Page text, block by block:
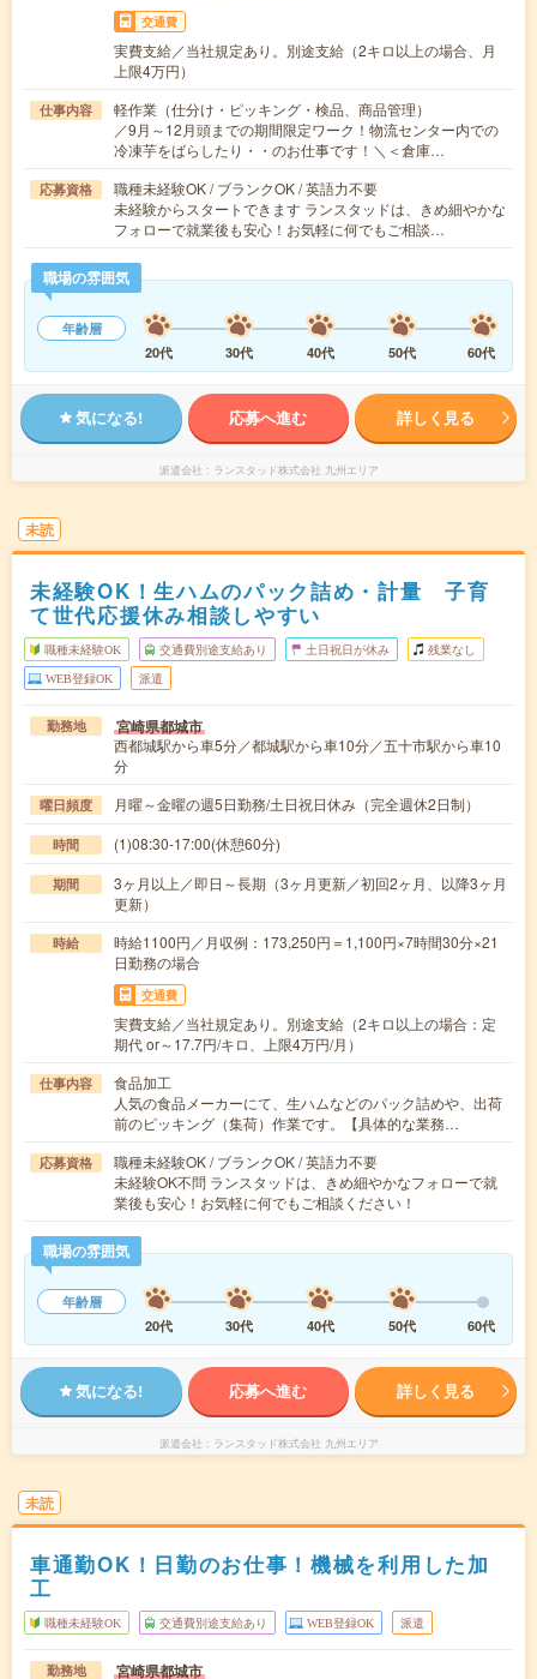
交通費
実費支給／当社規定あり。別途支給（2キロ以上の場合、月
上限4万円）
仕事内容
軽作業（仕分け・ピッキング・検品、商品管理）
／9月～12月頭までの期間限定ワーク！物流センター内での
冷凍芋をばらしたり・・のお仕事です！＼＜倉庫…
応募資格
職種未経験OK / ブランクOK / 英語力不要
未経験からスタートできます ランスタッドは、きめ細やかな
フォローで就業後も安心！お気軽に何でもご相談…
職場の雰囲気
年齢層
20代
30代 40代 50代 60代
気になる! 応募へ進む 詳しく見る
派遣会社 ランスタッド株式会社 九州エリア
未読
未経験OK！生ハムのパック詰め・計量 子育
て世代応援休み相談しやすい
職種未経験OK 交通費別途支給あり 土日祝日が休み 残業なし
WEB登録OK 派遣
勤務地 宮崎県都城市
西都城駅から車5分／都城駅から車10分／五十市駅から車10
分
曜日頻度 月曜～金曜の週5日勤務/土日祝日休み（完全週休2日制）
時間 (1)08:30-17:00(休憩60分)
期間
3ヶ月以上／即日～長期（3ヶ月更新／初回2ヶ月、以降3ヶ月
更新）
時給
時給1100円／月収例：173,250円＝1,100円×7時間30分×21
日勤務の場合
交通費
実費支給／当社規定あり。別途支給（2キロ以上の場合：定
期代 or～17.7円/キロ、上限4万円/月）
仕事内容
食品加工
人気の食品メーカーにて、生ハムなどのパック詰めや、出荷
前のピッキング（集荷）作業です。【具体的な業務…
応募資格
職種未経験OK / ブランクOK / 英語力不要
未経験OK不問 ランスタッドは、きめ細やかなフォローで就
業後も安心！お気軽に何でもご相談ください！
職場の雰囲気
年齢層
20代
30代 40代 50代 60代
気になる! 応募へ進む 詳しく見る
派遣会社 ランスタッド株式会社 九州エリア
未読
車通勤OK！日勤のお仕事！機械を利用した加
工
職種未経験OK 交通費別途支給あり WEB登録OK 派遣
勤務地 宮崎県都城市